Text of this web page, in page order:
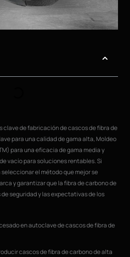
clave de fabricación de cascos de fibra de
para una calidad de gama alta, Moldeo
para una eficacia de gama media y
vacío para soluciones rentables. Si
el método que mejor se
y garantizar que la fibra de carbono de
seguridad y las expectativas de los
en autoclave de cascos de fibra de
cascos de fibra de carbono de alta